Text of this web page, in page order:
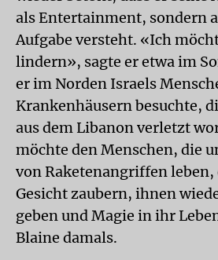
als Entertainment, sondern
Aufgabe versteht. «Ich
lindern», sagte er etwa im
er im Norden Israels
Krankenhäusern besuchte,
aus dem Libanon verletzt
möchte den Menschen, die
von Raketenangriffen leben,
Gesicht zaubern, ihnen
geben und Magie in ihr
Blaine damals.